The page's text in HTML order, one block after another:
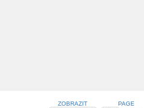
ZOBRAZIT PAGE